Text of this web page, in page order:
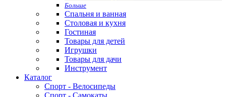
Больше
Спальня и ванная
Столовая и кухня
Гостиная
Товары для детей
Игрушки
Товары для дачи
Инструмент
Каталог
Спорт - Велосипеды
Спорт - Самокаты